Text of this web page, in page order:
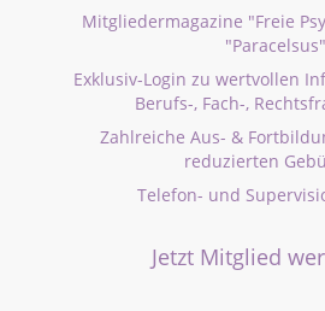
Mitgliedermagazine "Freie
"Paracelsus"
Exklusiv-Login zu wertvollen
Berufs-, Fach-,
Zahlreiche Aus- &
reduzierten
Telefon- und
Jetzt Mitglied